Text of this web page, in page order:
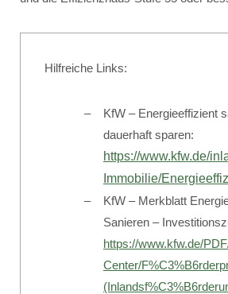
Hilfreiche Links:
KfW – Energieeffizient
dauerhaft sparen:
https://www.kfw.de/
Immobilie/
KfW – Merkblatt
Sanieren –
https://www.kfw.de/
Center/